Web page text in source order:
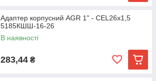
Адаптер корпусний AGR 1" - CEL26х1,5
5185КШШ-16-26
В наявності
283,44 ₴